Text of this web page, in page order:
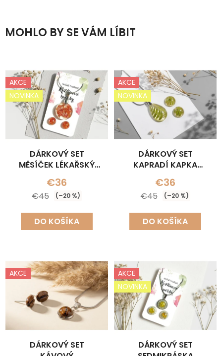
MOHLO BY SE VÁM LÍBIT
AKCE
NOVINKA
DÁRKOVÝ SET
MĚSÍČEK LÉKAŘSKÝ
KULATÝ
(NÁHRDELNÍK+NÁUŠNICE)
€36
€45 (–20 %)
DO KOŠÍKA
AKCE
NOVINKA
DÁRKOVÝ SET
KAPRADÍ KAPKA
€36
€45 (–20 %)
DO KOŠÍKA
AKCE
DÁRKOVÝ SET
AKCE
NOVINKA
DÁRKOVÝ SET